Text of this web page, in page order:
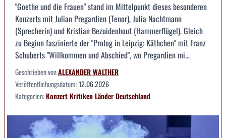
"Goethe und die Frauen" stand im Mittelpunkt dieses besonderen
Konzerts mit Julian Pregardien (Tenor), Julia Nachtmann
(Sprecherin) und Kristian Bezuidenhout (Hammerflügel). Gleich
zu Beginn faszinierte der "Prolog in Leipzig: Käthchen" mit Franz
Schuberts "Willkommen und Abschied", wo Pregardien mi...
Geschrieben vonALEXANDER WALTHER
Veröffentlichungsdatum:12.06.2026
Kategorien:KonzertKritikenLänderDeutschland